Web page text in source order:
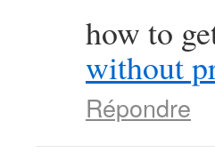
how to
without
Répondre